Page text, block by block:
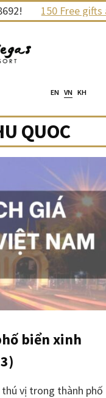
150 Free gifts
EN VN KH
QUOC
biển xinh
vị trong thành phố